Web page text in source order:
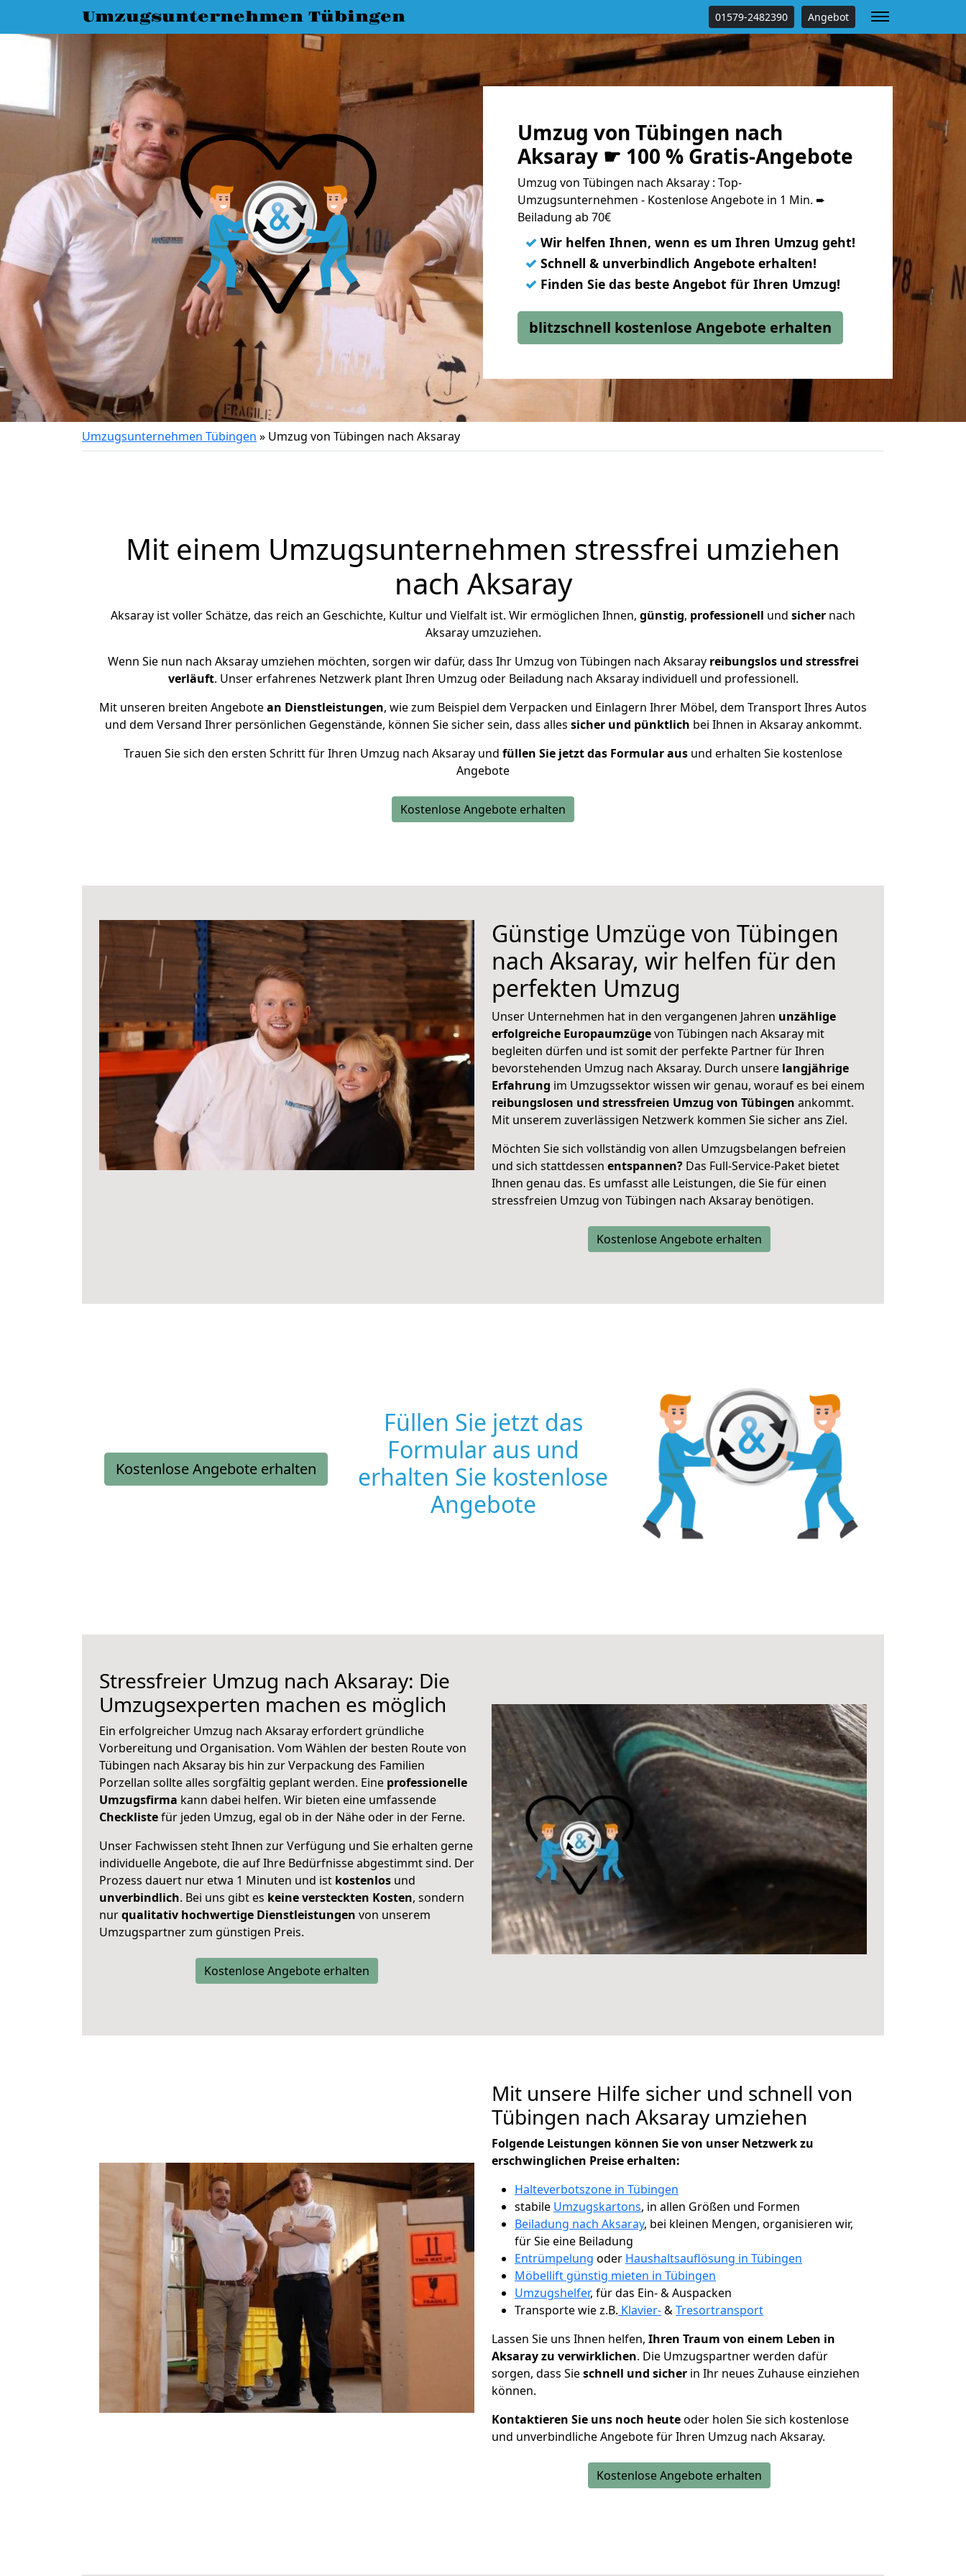
Umzugsunternehmen Tübingen 01579-2482390 Angebot
Umzug von Tübingen nach
Aksaray ☛ 100 % Gratis-Angebote
Umzug von Tübingen nach Aksaray : Top-
Umzugsunternehmen - Kostenlose Angebote in 1 Min. ➨
Beiladung ab 70€
✓ Wir helfen Ihnen, wenn es um Ihren Umzug geht!
✓ Schnell & unverbindlich Angebote erhalten!
✓ Finden Sie das beste Angebot für Ihren Umzug!
blitzschnell kostenlose Angebote erhalten
Umzugsunternehmen Tübingen » Umzug von Tübingen nach Aksaray
Mit einem Umzugsunternehmen stressfrei umziehen
nach Aksaray
Aksaray ist voller Schätze, das reich an Geschichte, Kultur und Vielfalt ist. Wir ermöglichen Ihnen, günstig, professionell und sicher nach
Aksaray umzuziehen.
Wenn Sie nun nach Aksaray umziehen möchten, sorgen wir dafür, dass Ihr Umzug von Tübingen nach Aksaray reibungslos und stressfrei
verläuft. Unser erfahrenes Netzwerk plant Ihren Umzug oder Beiladung nach Aksaray individuell und professionell.
Mit unseren breiten Angebotean Dienstleistungen, wie zum Beispiel dem Verpacken und Einlagern Ihrer Möbel, dem Transport Ihres Autos
und dem Versand Ihrer persönlichen Gegenstände, können Sie sicher sein, dass alles sicher und pünktlich bei Ihnen in Aksaray ankommt.
Trauen Sie sich den ersten Schritt für Ihren Umzug nach Aksaray und füllen Sie jetzt das Formular aus und erhalten Sie kostenlose
Angebote
Kostenlose Angebote erhalten
Günstige Umzüge von Tübingen
nach Aksaray, wir helfen für den
perfekten Umzug
Unser Unternehmen hat in den vergangenen Jahren unzählige
erfolgreiche Europaumzügevon Tübingen nach Aksaray mit
begleiten dürfen und ist somit der perfekte Partner für Ihren
bevorstehenden Umzug nach Aksaray. Durch unsere langjährige
Erfahrung im Umzugssektor wissen wir genau, worauf es bei einem
reibungslosen und stressfreien Umzug von Tübingen ankommt.
Mit unserem zuverlässigen Netzwerk kommen Sie sicher ans Ziel.
Möchten Sie sich vollständig von allen Umzugsbelangen befreien
und sich stattdessen entspannen? Das Full-Service-Paket bietet
Ihnen genau das. Es umfasst alle Leistungen, die Sie für einen
stressfreien Umzug von Tübingen nach Aksaray benötigen.
Kostenlose Angebote erhalten
Kostenlose Angebote erhalten
Füllen Sie jetzt das
Formular aus und
erhalten Sie kostenlose
Angebote
Stressfreier Umzug nach Aksaray: Die
Umzugsexperten machen es möglich
Ein erfolgreicher Umzug nach Aksaray erfordert gründliche
Vorbereitung und Organisation. Vom Wählen der besten Route von
Tübingen nach Aksaray bis hin zur Verpackung des Familien
Porzellan sollte alles sorgfältig geplant werden. Eine professionelle
Umzugsfirma kann dabei helfen. Wir bieten eine umfassende
Checklistefür jeden Umzug, egal ob in der Nähe oder in der Ferne.
Unser Fachwissen steht Ihnen zur Verfügung und Sie erhalten gerne
individuelle Angebote, die auf Ihre Bedürfnisse abgestimmt sind. Der
Prozess dauert nur etwa 1 Minuten und ist kostenlos und
unverbindlich. Bei uns gibt es keine versteckten Kosten, sondern
nurqualitativ hochwertige Dienstleistungen von unserem
Umzugspartner zum günstigen Preis.
Kostenlose Angebote erhalten
Mit unsere Hilfe sicher und schnell von
Tübingen nach Aksaray umziehen
Folgende Leistungen können Sie von unser Netzwerk zu
erschwinglichen Preise erhalten:
Halteverbotszone in Tübingen
stabile Umzugskartons, in allen Größen und Formen
Beiladung nach Aksaray, bei kleinen Mengen, organisieren wir,
für Sie eine Beiladung
Entrümpelung oder Haushaltsauflösung in Tübingen
Möbellift günstig mieten in Tübingen
Umzugshelfer, für das Ein- & Auspacken
Transporte wie z.B. Klavier-&Tresortransport
Lassen Sie uns Ihnen helfen, Ihren Traum von einem Leben in
Aksaray zu verwirklichen. Die Umzugspartner werden dafür
sorgen, dass Sieschnell und sicher in Ihr neues Zuhause einziehen
können.
Kontaktieren Sie uns noch heuteoder holen Sie sich kostenlose
und unverbindliche Angebote für Ihren Umzug nach Aksaray.
Kostenlose Angebote erhalten